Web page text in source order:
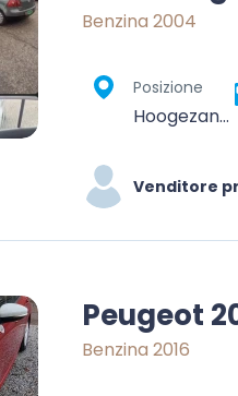
Benzina 2004
Posizione
Hoogezand, Midden-Groningen, Groningen, Nederland
Venditore
Peugeot
Benzina 2016